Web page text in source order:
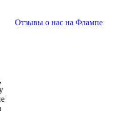
Отзывы о нас на Флампе